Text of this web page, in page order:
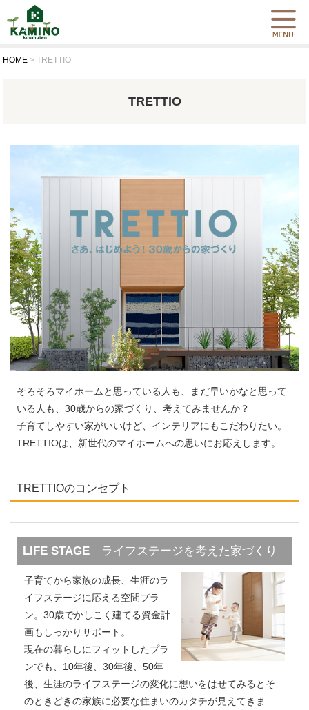
HOME >TRETTIO
TRETTIO
そろそろマイホームと思っている人も、まだ早いかなと思って
いる人も、30歳からの家づくり、考えてみませんか？
子育てしやすい家がいいけど、インテリアにもこだわりたい。
TRETTIOは、新世代のマイホームへの思いにお応えします。
TRETTIOのコンセプト
LIFE STAGE ライフステージを考えた家づくり
子育てから家族の成長、生涯のラ
イフステージに応える空間プラ
ン。30歳でかしこく建てる資金計
画もしっかりサポート。
現在の暮らしにフィットしたプラ
ンでも、10年後、30年後、50年
後、生涯のライフステージの変化に想いをはせてみるとそ
のときどきの家族に必要な住まいのカタチが見えてきま